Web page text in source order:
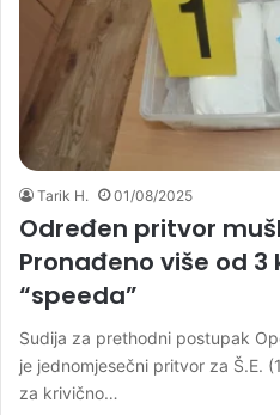
Tarik H. 01/08/2025
Određen pritvor
Pronađeno više od
“speeda”
Sudija za prethodni postupak
je jednomjesečni pritvor za Š.E.
za krivično…